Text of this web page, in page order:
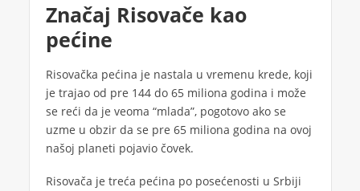
Značaj Risovače kao
pećine
Risovačka pećina je nastala u vremenu krede, koji
je trajao od pre 144 do 65 miliona godina i može
se reći da je veoma “mlada”, pogotovo ako se
uzme u obzir da se pre 65 miliona godina na ovoj
našoj planeti pojavio čovek.
Risovača je treća pećina po posećenosti u Srbiji